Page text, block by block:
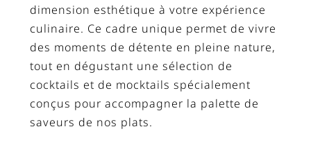
dimension esthétique à votre expérience
culinaire. Ce cadre unique permet de vivre
des moments de détente en pleine nature,
tout en dégustant une sélection de
cocktails et de mocktails spécialement
conçus pour accompagner la palette de
saveurs de nos plats.